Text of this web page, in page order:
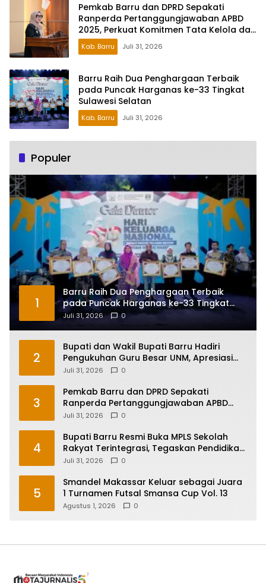
Pemkab Barru dan DPRD Sepakati
Ranperda Pertanggungjawaban APBD
2025, Perkuat Komitmen Tata Kelola dan
Perlindungan Anak
Kab. Barru Juli 31, 2026
Barru Raih Dua Penghargaan Terbaik
pada Puncak Harganas ke-33 Tingkat
Sulawesi Selatan
Kab. Barru Juli 31, 2026
Populer
1
Barru Raih Dua Penghargaan Terbaik
pada Puncak Harganas ke-33 Tingkat
Sulawesi Selatan
Juli 31, 2026 0
2
Bupati dan Wakil Bupati Barru Hadiri
Pengukuhan Guru Besar UNM, Apresiasi
Capaian Prof. Kamaruddin Hasan
Juli 31, 2026 0
3
Pemkab Barru dan DPRD Sepakati
Ranperda Pertanggungjawaban APBD
2025, Perkuat Komitmen Tata Kelola dan
Juli 31, 2026 0
4
Bupati Barru Resmi Buka MPLS Sekolah
Rakyat Terintegrasi, Tegaskan Pendidikan
Kunci Masa Depan Generasi
Juli 31, 2026 0
5
Smandel Makassar Keluar sebagai Juara
1 Turnamen Futsal Smansa Cup Vol. 13
Agustus 1, 2026 0